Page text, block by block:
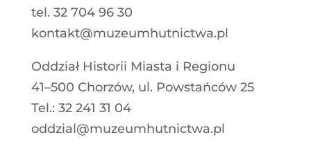
tel. 32 704 96 30
kontakt@muzeumhutnictwa.pl
Oddział Historii Miasta i Regionu
41–500 Chorzów, ul. Powstańców 25
Tel.: 32 241 31 04
oddzial@muzeumhutnictwa.pl